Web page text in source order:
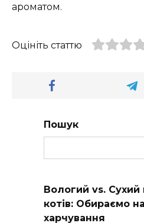
ароматом.
Оцініть статтю
Пошук
Вологий vs.
котів: Обираємо
харчування